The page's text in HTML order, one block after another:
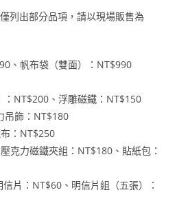
列出部分品項，請以現場販售為
、帆布袋（雙面）：NT$990
：NT$200、浮雕磁鐵：NT$150
吊飾：NT$180
：NT$250
克力磁鐵夾組：NT$180、貼紙包：
片：NT$60、明信片組（五張）：